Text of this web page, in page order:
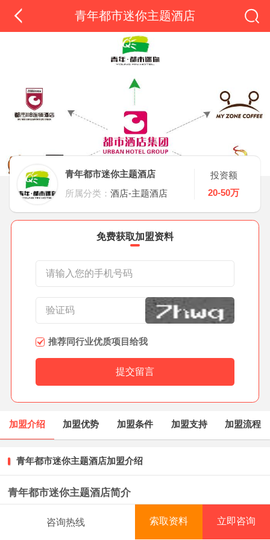
青年都市迷你主题酒店
青年都市迷你主题酒店
所属分类：酒店-主题酒店
投资额
20-50万
免费获取加盟资料
推荐同行业优质项目给我
加盟介绍 加盟优势 加盟条件 加盟支持 加盟流程
青年都市迷你主题酒店加盟介绍
青年都市迷你主题酒店简介
都市酒店集团是一家以酒店业为主，涉足多个领域的大
咨询热线 索取资料 立即咨询
首页